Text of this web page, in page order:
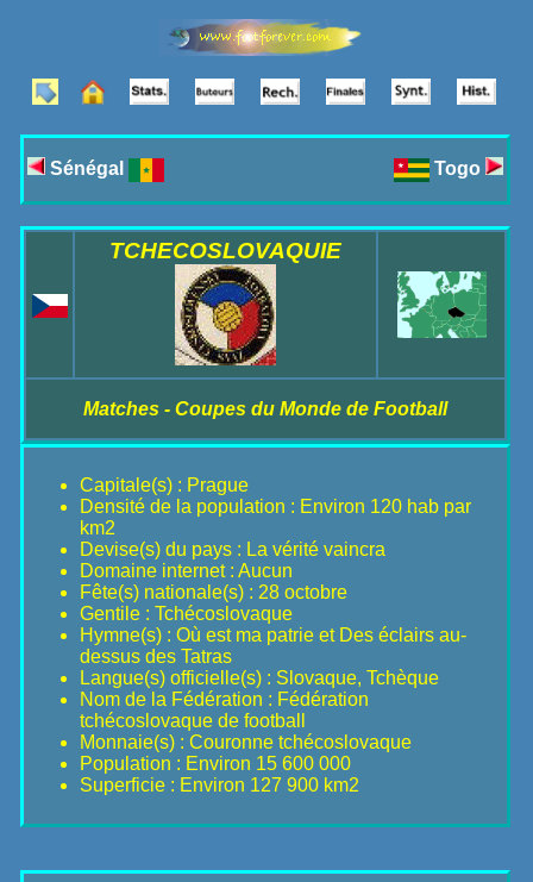
Sénégal Togo
TCHECOSLOVAQUIE
Matches - Coupes du Monde de Football
Capitale(s) : Prague
Densité de la population : Environ 120 hab par
km2
Devise(s) du pays : La vérité vaincra
Domaine internet : Aucun
Fête(s) nationale(s) : 28 octobre
Gentile : Tchécoslovaque
Hymne(s) : Où est ma patrie et Des éclairs au-
dessus des Tatras
Langue(s) officielle(s) : Slovaque, Tchèque
Nom de la Fédération : Fédération
tchécoslovaque de football
Monnaie(s) : Couronne tchécoslovaque
Population : Environ 15 600 000
Superficie : Environ 127 900 km2